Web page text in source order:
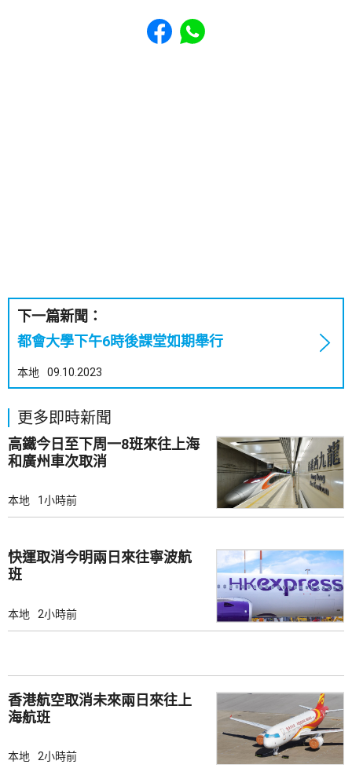
Share to Facebook
Share to WhatsApp
下一篇新聞：
都會大學下午6時後課堂如期舉行
本地 09.10.2023
更多即時新聞
高鐵今日至下周一8班來往上海
和廣州車次取消
本地 1小時前
快運取消今明兩日來往寧波航
班
本地 2小時前
香港航空取消未來兩日來往上
海航班
本地 2小時前